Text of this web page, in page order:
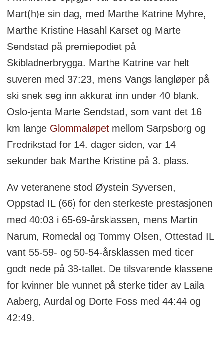
Mart(h)e sin dag, med Marthe Katrine Myhre,
Marthe Kristine Hasahl Karset og Marte
Sendstad på premiepodiet på
Skibladnerbrygga. Marthe Katrine var helt
suveren med 37:23, mens Vangs langløper på
ski snek seg inn akkurat inn under 40 blank.
Oslo-jenta Marte Sendstad, som vant det 16
km lange Glommaløpetmellom Sarpsborg og
Fredrikstad for 14. dager siden, var 14
sekunder bak Marthe Kristine på 3. plass.
Av veteranene stod Øystein Syversen,
Oppstad IL (66) for den sterkeste prestasjonen
med 40:03 i 65-69-årsklassen, mens Martin
Narum, Romedal og Tommy Olsen, Ottestad IL
vant 55-59- og 50-54-årsklassen med tider
godt nede på 38-tallet. De tilsvarende klassene
for kvinner ble vunnet på sterke tider av Laila
Aaberg, Aurdal og Dorte Foss med 44:44 og
42:49.